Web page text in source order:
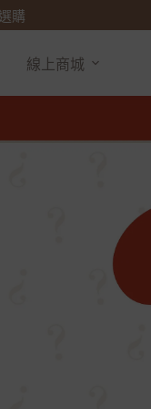
購
線上商城